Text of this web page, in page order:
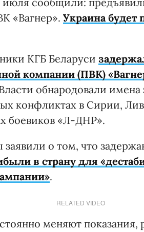
«Вагнер». Украина будет
КГБ Беларуси
компании (ПВК)
обнародовали
конфликтах в Сирии,
боевиков «Л-ДНР».
о том, что
в страну для
.
RELATED VIDEO
меняют показания,